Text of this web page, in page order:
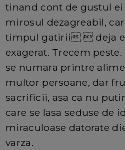
tinand cont de gustul ei
mirosul dezagreabil,
timpul gatirii  deja e
exagerat. Trecem
se numara printre
multor persoane, dar
sacrificii, asa ca nu
care se lasa seduse de
miraculoase datorate
varza.